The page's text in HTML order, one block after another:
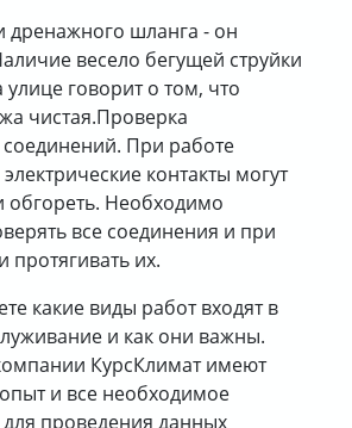
дренажного шланга - он
весело бегущей струйки
улице говорит о том, что
чистая.Проверка
соединений. При работе
контакты могут
обгореть. Необходимо
все соединения и при
протягивать их.
какие виды работ входят в
и как они важны.
КурсКлимат имеют
и все необходимое
проведения данных